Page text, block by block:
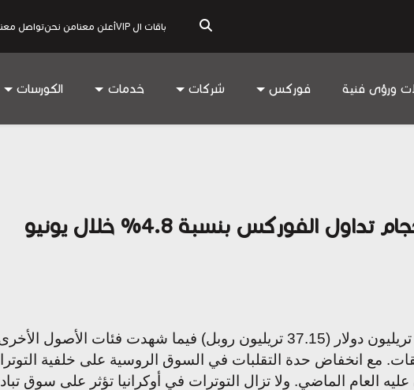
باقات ال VIP أعلن معنامن نحنتواصل
ورؤى فنية فوركس شركات خدمات الكورسات
الفوركس بنسبة 4.8% خلال يونيو
وبلغ إجمالي قيمة التداولات في البورصة 1.08 تريليون دولار (37.15 تريليون روبل) فيما
مع انخفاض حدة التقلبات في السوق الروسية على خلفية
العام الماضي. ولا تزال التوترات في أوكرانيا تؤثر على سوق